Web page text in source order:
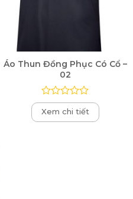
Áo Thun Đồng Phục Có Cổ –
02
Được
xếp
hạng
Xem chi tiết